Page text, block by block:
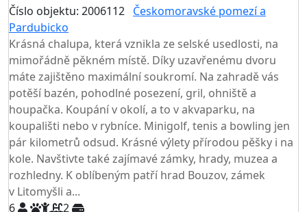
Číslo objektu: 2006112 Českomoravské pomezí a
Pardubicko
Krásná chalupa, která vznikla ze selské usedlosti, na
mimořádně pěkném místě. Díky uzavřenému dvoru
máte zajištěno maximální soukromí. Na zahradě vás
potěší bazén, pohodlné posezení, gril, ohniště a
houpačka. Koupání v okolí, a to v akvaparku, na
koupališti nebo v rybníce. Minigolf, tenis a bowling jen
pár kilometrů odsud. Krásné výlety přírodou pěšky i na
kole. Navštivte také zajímavé zámky, hrady, muzea a
rozhledny. K oblíbeným patří hrad Bouzov, zámek
v Litomyšli a...
6
2